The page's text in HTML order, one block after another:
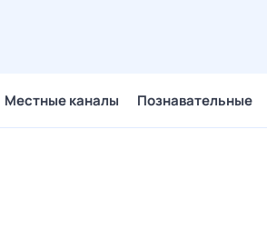
Местные каналы Познавательные